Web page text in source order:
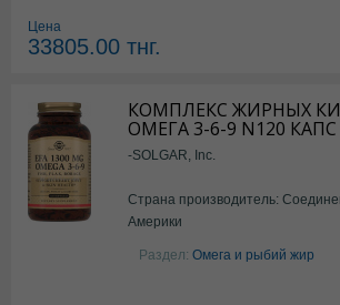
Цена
33805.00 тнг.
КОМПЛЕКС ЖИРНЫХ
ОМЕГА 3-6-9 N120
-SOLGAR, Inc.
Страна производитель:
Америки
Раздел: Омега и рыбий жир